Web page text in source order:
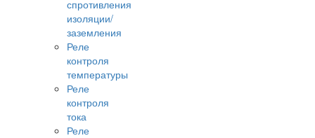
спротивления
изоляции/
заземления
Реле
контроля
температуры
Реле
контроля
тока
Реле